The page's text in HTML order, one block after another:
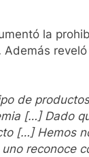
la
Además
de
[…] Dado
[…] Hemos
reconoce